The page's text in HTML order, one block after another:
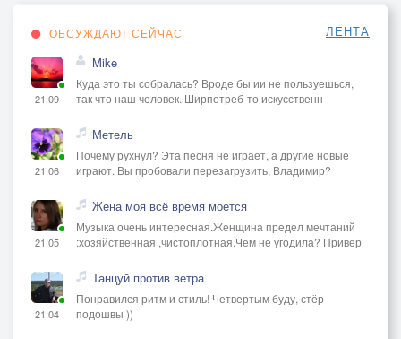
ОБСУЖДАЮТ СЕЙЧАС ЛЕНТА
21:09
Mike
Куда это ты собралась? Вроде бы ии не пользуешься,
так что наш человек. Ширпотреб-то искусственн
21:06
Метель
Почему рухнул? Эта песня не играет, а другие новые
играют. Вы пробовали перезагрузить, Владимир?
21:05
Жена моя всё время моется
Музыка очень интересная.Женщина предел мечтаний
:хозяйственная ,чистоплотная.Чем не угодила? Привер
21:04
Танцуй против ветра
Понравился ритм и стиль! Четвертым буду, стёр
подошвы ))